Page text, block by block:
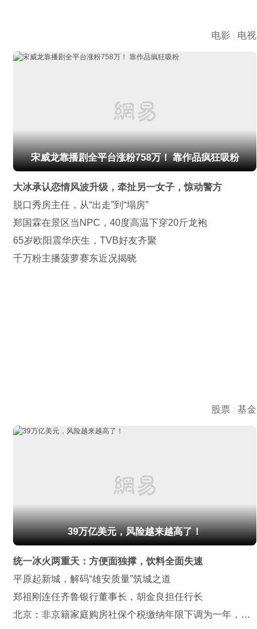
电影 | 电视
宋威龙靠播剧全平台涨粉758万！ 靠作品疯狂吸粉
大冰承认恋情风波升级，牵扯另一女子，惊动警方
脱口秀房主任，从“出走”到“塌房”
郑国霖在景区当NPC，40度高温下穿20斤龙袍
65岁欧阳震华庆生，TVB好友齐聚
千万粉主播菠萝赛东近况揭晓
股票 | 基金
39万亿美元，风险越来越高了！
统一冰火两重天：方便面独撑，饮料全面失速
平原起新城，解码“雄安质量”筑城之道
郑祖刚连任齐鲁银行董事长，胡金良担任行长
北京：非京籍家庭购房社保个税缴纳年限下调为一年，公